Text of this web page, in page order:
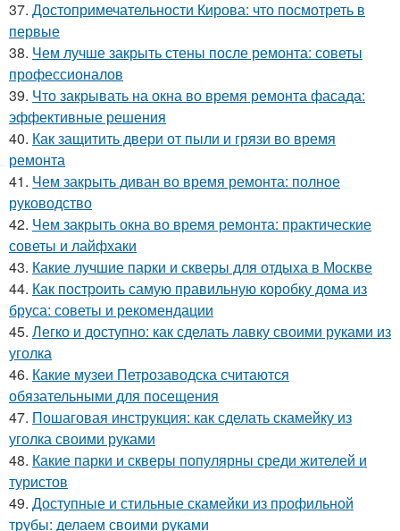
37. Достопримечательности Кирова: что посмотреть в
первые
38. Чем лучше закрыть стены после ремонта: советы
профессионалов
39. Что закрывать на окна во время ремонта фасада:
эффективные решения
40. Как защитить двери от пыли и грязи во время
ремонта
41. Чем закрыть диван во время ремонта: полное
руководство
42. Чем закрыть окна во время ремонта: практические
советы и лайфхаки
43. Какие лучшие парки и скверы для отдыха в Москве
44. Как построить самую правильную коробку дома из
бруса: советы и рекомендации
45. Легко и доступно: как сделать лавку своими руками из
уголка
46. Какие музеи Петрозаводска считаются
обязательными для посещения
47. Пошаговая инструкция: как сделать скамейку из
уголка своими руками
48. Какие парки и скверы популярны среди жителей и
туристов
49. Доступные и стильные скамейки из профильной
трубы: делаем своими руками